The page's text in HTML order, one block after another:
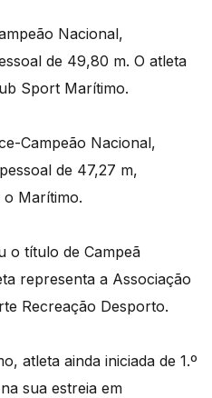
Nacional,
de 49,80 m. O atleta
Sport Marítimo.
Campeão Nacional,
de 47,27 m,
o Marítimo.
o título de Campeã
representa a Associação
Recreação Desporto.
atleta ainda iniciada de 1.º
sua estreia em